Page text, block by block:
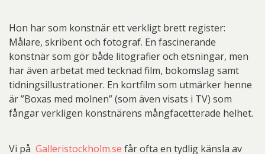
Hon har som konstnär ett verkligt brett register:
Målare, skribent och fotograf. En fascinerande
konstnär som gör både litografier och etsningar, men
har även arbetat med tecknad film, bokomslag samt
tidningsillustrationer. En kortfilm som utmärker henne
är ”Boxas med molnen” (som även visats i TV) som
fångar verkligen konstnärens mångfacetterade helhet.
Vi på Galleristockholm.se får ofta en tydlig känsla av